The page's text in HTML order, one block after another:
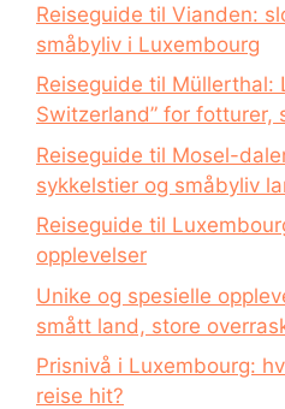
Reiseguide til Vianden:
småbyliv i Luxembourg
Reiseguide til Müllerthal:
Switzerland” for fotturer,
Reiseguide til Mosel-
sykkelstier og småbyliv
Reiseguide til
opplevelser
Unike og spesielle
smått land, store
Prisnivå i Luxembourg:
reise hit?